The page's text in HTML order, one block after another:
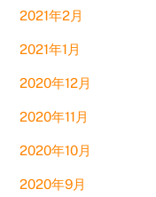
2021年2月
2021年1月
2020年12月
2020年11月
2020年10月
2020年9月